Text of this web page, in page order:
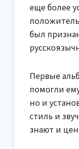
еще более
был
Первые
помогли
но и
стиль и
знают и